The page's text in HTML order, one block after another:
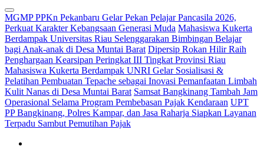
MGMP PPKn Pekanbaru Gelar Pekan Pelajar Pancasila 2026,
Perkuat Karakter Kebangsaan Generasi Muda Mahasiswa Kukerta
Berdampak Universitas Riau Selenggarakan Bimbingan Belajar
bagi Anak-anak di Desa Muntai Barat Dipersip Rokan Hilir Raih
Penghargaan Kearsipan Peringkat III Tingkat Provinsi Riau
Mahasiswa Kukerta Berdampak UNRI Gelar Sosialisasi &
Pelatihan Pembuatan Tepache sebagai Inovasi Pemanfaatan Limbah
Kulit Nanas di Desa Muntai Barat Samsat Bangkinang Tambah Jam
Operasional Selama Program Pembebasan Pajak Kendaraan UPT
PP Bangkinang, Polres Kampar, dan Jasa Raharja Siapkan Layanan
Terpadu Sambut Pemutihan Pajak